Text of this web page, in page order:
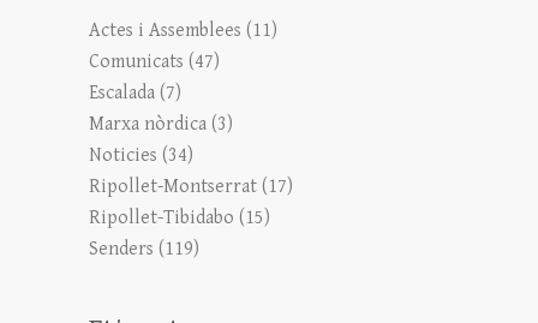
Actes i Assemblees (11)
Comunicats (47)
Escalada (7)
Marxa nòrdica (3)
Noticies (34)
Ripollet-Montserrat (17)
Ripollet-Tibidabo (15)
Senders (119)